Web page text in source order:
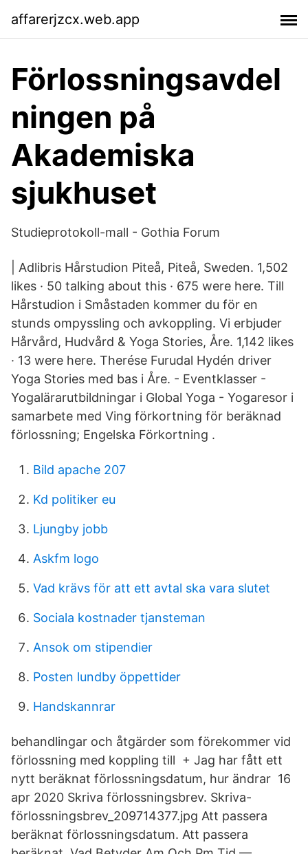
affarerjzcx.web.app
Förlossningsavdel
ningen på
Akademiska
sjukhuset
Studieprotokoll-mall - Gothia Forum
| Adlibris Hårstudion Piteå, Piteå, Sweden. 1,502
likes · 50 talking about this · 675 were here. Till
Hårstudion i Småstaden kommer du för en
stunds ompyssling och avkoppling. Vi erbjuder
Hårvård, Hudvård & Yoga Stories, Åre. 1,142 likes
· 13 were here. Therése Furudal Hydén driver
Yoga Stories med bas i Åre. - Eventklasser -
Yogalärarutbildningar i Global Yoga - Yogaresor i
samarbete med Ving förkortning för beräknad
förlossning; Engelska Förkortning .
Bild apache 207
Kd politiker eu
Ljungby jobb
Askfm logo
Vad krävs för att ett avtal ska vara slutet
Sociala kostnader tjansteman
Ansok om stipendier
Posten lundby öppettider
Handskannrar
behandlingar och åtgärder som förekommer vid
förlossning med koppling till + Jag har fått ett
nytt beräknat förlossningsdatum, hur ändrar 16
apr 2020 Skriva förlossningsbrev. Skriva-
förlossningsbrev_209714377.jpg Att passera
beräknat förlossningsdatum. Att passera